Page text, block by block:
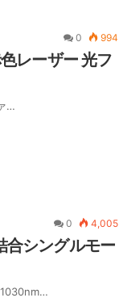
0 994
レーザー 光フ
…
0 4,005
合シングルモー
1030nm…